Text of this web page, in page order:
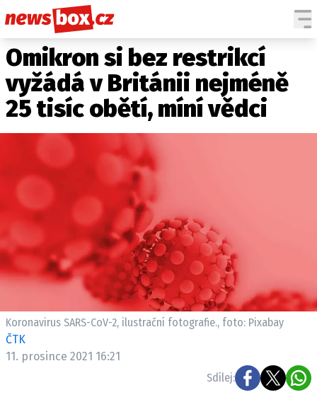
DOMÁCÍ
ZAHRANIČÍ
POČASÍ
KRIMI
EKONOMIKA
KULTURA
ČESKÉ CELEBRITY
SVĚTOVÉ CELEBRITY
SLEDUJTE NÁS NA |
Máte příběh, fotku nebo video?
Pošlete e-mail na newsbox.cz
Omikron si bez restrikcí
vyžádá v Británii nejméně
25 tisíc obětí, míní vědci
Koronavirus SARS-CoV-2, ilustrační fotografie., foto: Pixabay
ČTK
11. prosince 2021 16:21
Sdílej: